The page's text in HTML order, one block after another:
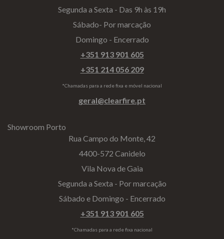
Segunda a Sexta - Das 9h às 19h
Sábado- Por marcação
Domingo - Encerrado
+351 913 901 605
+351 214 056 209
*Chamadas para a rede fixa e móvel nacional
geral@clearfire.pt
Showroom Porto
Rua Campo do Monte, 42
4400-572 Canidelo
Vila Nova de Gaia
Segunda a Sexta - Por marcação
Sábado e Domingo - Encerrado
+351 913 901 605
*Chamadas para a rede fixa nacional